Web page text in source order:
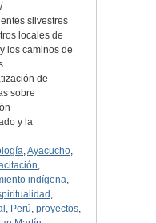
silvestres
locales de
los caminos de
de
sobre
y la
,Ayacucho,
,
indígena,
,
, Perú, proyectos,